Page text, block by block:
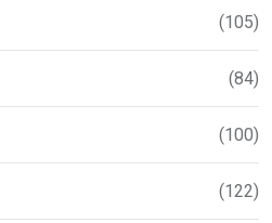
(105)
(84)
(100)
(122)